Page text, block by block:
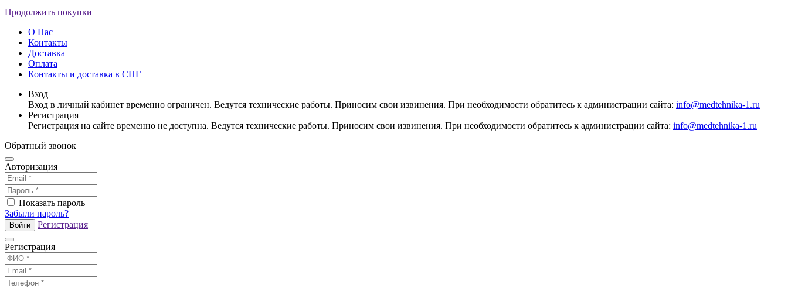
Продолжить покупки
О Нас
Контакты
Доставка
Оплата
Контакты и доставка в СНГ
Вход
Вход в личный кабинет временно ограничен. Ведутся технические работы. Приносим свои извинения. При необходимости обратитесь к администрации сайта: info@medtehnika-1.ru
Регистрация
Регистрация на сайте временно не доступна. Ведутся технические работы. Приносим свои извинения. При необходимости обратитесь к администрации сайта: info@medtehnika-1.ru
Обратный звонок
Авторизация
Показать пароль
Забыли пароль?
Войти Регистрация
Регистрация